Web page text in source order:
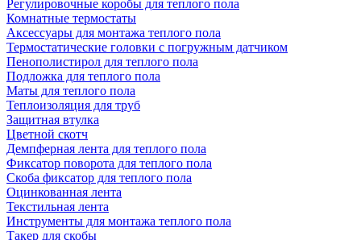
Регулировочные коробы для теплого пола
Комнатные термостаты
Аксессуары для монтажа теплого пола
Термостатические головки с погружным датчиком
Пенополистирол для теплого пола
Подложка для теплого пола
Маты для теплого пола
Теплоизоляция для труб
Защитная втулка
Цветной скотч
Демпферная лента для теплого пола
Фиксатор поворота для теплого пола
Скоба фиксатор для теплого пола
Оцинкованная лента
Текстильная лента
Инструменты для монтажа теплого пола
Такер для скобы